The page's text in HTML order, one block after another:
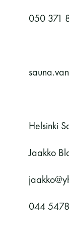
050 371
Helsinki
Jaakko
044